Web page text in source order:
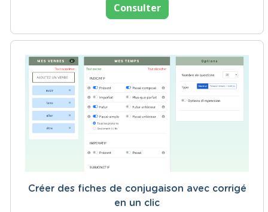
Consulter
Créer des fiches de conjugaison avec corrigé
en un clic